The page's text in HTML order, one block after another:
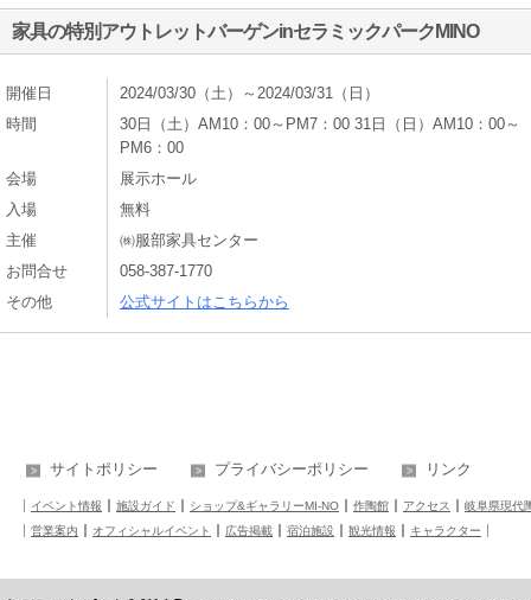
家具の特別アウトレットバーゲンinセラミックパークMINO
開催日
2024/03/30（土）～2024/03/31（日）
時間
30日（土）AM10：00～PM7：00 31日（日）AM10：00～
PM6：00
会場
展示ホール
入場
無料
主催
㈱服部家具センター
お問合せ
058-387-1770
その他
公式サイトはこちらから
サイトポリシー プライバシーポリシー リンク
イベント情報 施設ガイド ショップ&ギャラリーMI-NO 作陶館 アクセス
岐阜県現代
営業案内
オフィシャルイベント 広告掲載 宿泊施設 観光情報 キャラクター